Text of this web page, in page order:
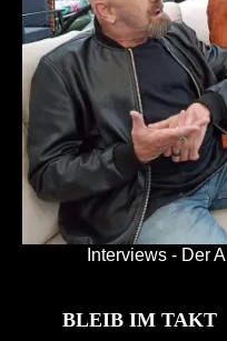
Interviews - Der
BLEIB IM TAKT